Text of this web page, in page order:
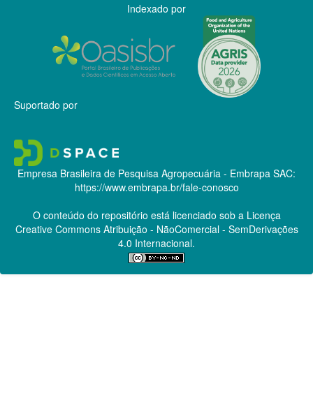
Indexado por
Suportado por
Empresa Brasileira de Pesquisa Agropecuária - Embrapa SAC:
https://www.embrapa.br/fale-conosco
O conteúdo do repositório está licenciado sob a Licença
Creative CommonsAtribuição - NãoComercial - SemDerivações
4.0 Internacional.